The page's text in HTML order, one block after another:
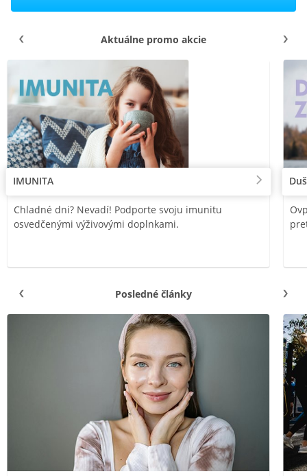
Aktuálne promo akcie
IMUNITA
Chladné dni? Nevadí! Podporte svoju imunitu
osvedčenými výživovými doplnkami.
Posledné články